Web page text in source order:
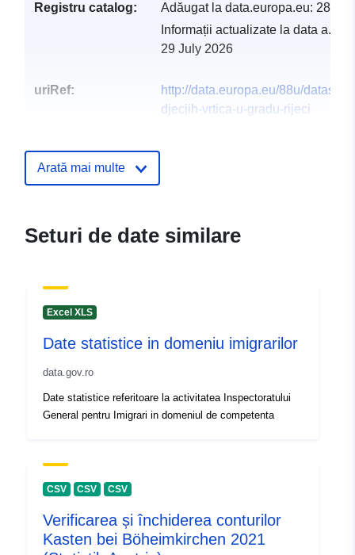
Registru catalog: Adăugat la data.europa.eu: 28
Informații actualizate la data
29 July 2026
uriRef:
http://data.europa.eu/88u/dataset/
djecjih-vrtica-u-gradu-rijeci
Arată mai multe
Seturi de date similare
Excel XLS
Date statistice in domeniu imigrarilor
data.gov.ro
Date statistice referitoare la activitatea Inspectoratului
General pentru Imigrari in domeniul de competenta
CSV CSV CSV
Verificarea și închiderea conturilor
Kasten bei Böheimkirchen 2021